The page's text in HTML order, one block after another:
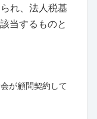
れ、法人税基
当するものと
が顧問契約して